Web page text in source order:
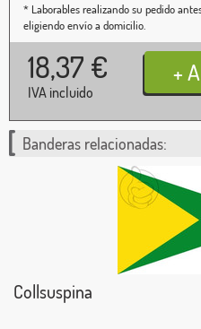
* Laborables realizando su pedido
eligiendo envío a domicilio.
18,37 €
IVA incluido
Banderas relacionadas:
Collsuspina